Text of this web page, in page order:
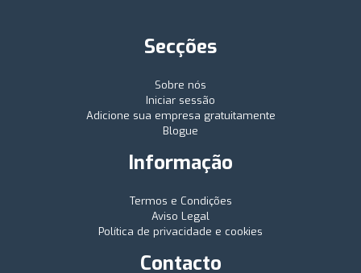
Secções
Sobre nós
Iniciar sessão
Adicione sua empresa gratuitamente
Blogue
Informação
Termos e Condições
Aviso Legal
Política de privacidade e cookies
Contacto